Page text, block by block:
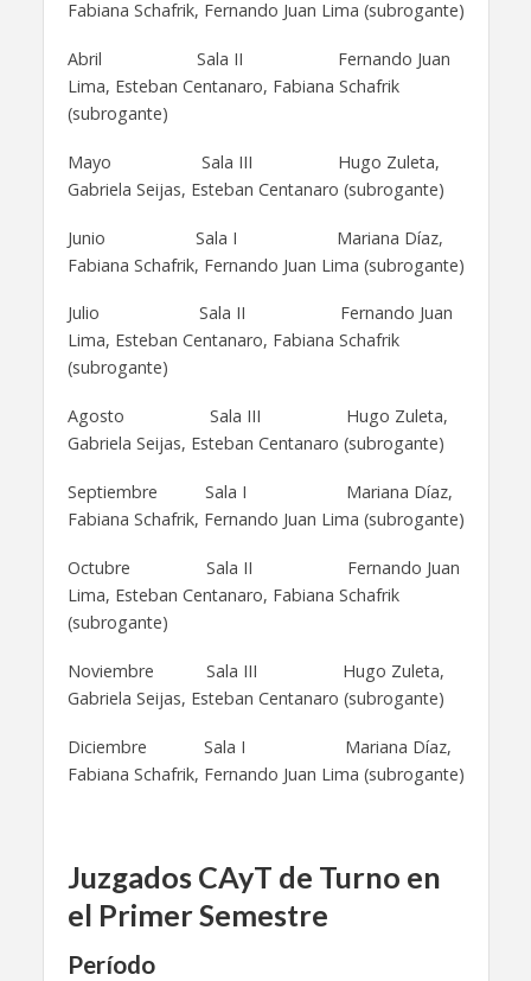
Fabiana Schafrik, Fernando Juan Lima (subrogante)
Abril Sala II Fernando Juan
Lima, Esteban Centanaro, Fabiana Schafrik
(subrogante)
Mayo Sala III Hugo Zuleta,
Gabriela Seijas, Esteban Centanaro (subrogante)
Junio Sala I Mariana Díaz,
Fabiana Schafrik, Fernando Juan Lima (subrogante)
Julio Sala II Fernando Juan
Lima, Esteban Centanaro, Fabiana Schafrik
(subrogante)
Agosto Sala III Hugo Zuleta,
Gabriela Seijas, Esteban Centanaro (subrogante)
Septiembre Sala I Mariana Díaz,
Fabiana Schafrik, Fernando Juan Lima (subrogante)
Octubre Sala II Fernando Juan
Lima, Esteban Centanaro, Fabiana Schafrik
(subrogante)
Noviembre Sala III Hugo Zuleta,
Gabriela Seijas, Esteban Centanaro (subrogante)
Diciembre Sala I Mariana Díaz,
Fabiana Schafrik, Fernando Juan Lima (subrogante)
Juzgados CAyT de Turno en
el Primer Semestre
Período